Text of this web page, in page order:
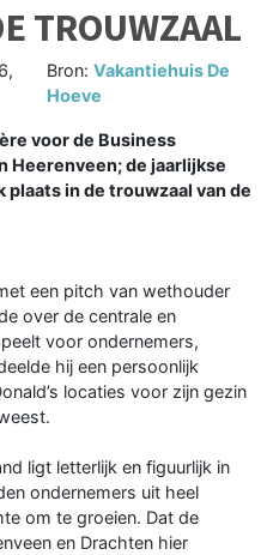
TROUWZAAL
Bron:Vakantiehuis De
Hoeve
voor de Business
Heerenveen; de jaarlijkse
in de trouwzaal van de
een pitch van wethouder
over de centrale en
voor ondernemers,
hij een persoonlijk
locaties voor zijn gezin
ligt letterlijk en figuurlijk in
ondernemers uit heel
om te groeien. Dat de
en Drachten hier